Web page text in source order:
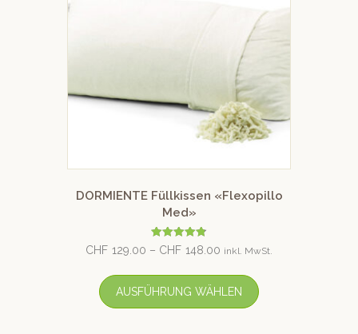
DORMIENTE Füllkissen «Flexopillo
Med»
Bewertet
mit
von 5
CHF 129.00 – CHF 148.00 inkl. MwSt.
AUSFÜHRUNG WÄHLEN